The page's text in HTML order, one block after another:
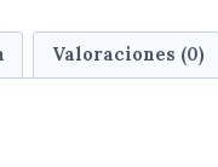
Valoraciones (0)